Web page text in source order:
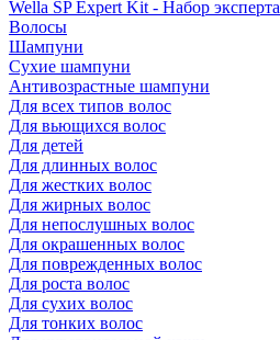
Wella SP Expert Kit - Набор эксперта
Волосы
Шампуни
Сухие шампуни
Антивозрастные шампуни
Для всех типов волос
Для вьющихся волос
Для детей
Для длинных волос
Для жестких волос
Для жирных волос
Для непослушных волос
Для окрашенных волос
Для поврежденных волос
Для роста волос
Для сухих волос
Для тонких волос